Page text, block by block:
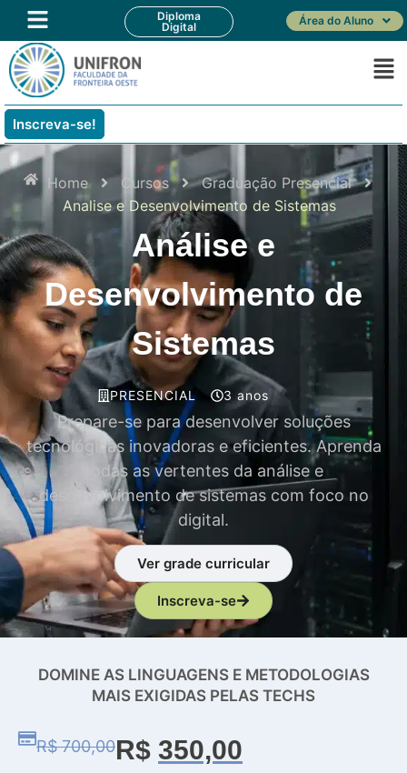
Diploma
Digital
Área do Aluno
Inscreva-se!
Home Cursos
Graduação Presencial
Analise e Desenvolvimento de Sistemas
Análise e
Desenvolvimento de
Sistemas
PRESENCIAL 3 anos
Prepare-se para desenvolver soluções
tecnológicas inovadoras e eficientes. Aprenda
todas as vertentes da análise e
desenvolvimento de sistemas com foco no
digital.
Ver grade curricular
Inscreva-se
DOMINE AS LINGUAGENS E METODOLOGIAS
MAIS EXIGIDAS PELAS TECHS
R$ 700,00R$ 350,00